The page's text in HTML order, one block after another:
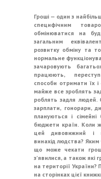
Гроші — один з
специфічним
обмінюватися на
загальним
розвитку обміну та
нормальне
зачаровують
працюють,
способи отримати їх
майже все зроблять
роблять задля
зарплати, гонорари,
плануються і
бюджети країн. Коли
цей дивовижний і
винахід людства?
що може чекати
з’явилися, а також які
на території України?
на сторінках цієї